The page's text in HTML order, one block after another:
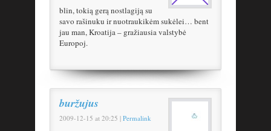
blin, tokią gerą nostlagiją su
savo rašinuku ir nuotraukikėm sukėlei… bent
jau man, Kroatija – gražiausia valstybė
Europoj.
buržujus
2009-12-15 at 20:25 | Permalink